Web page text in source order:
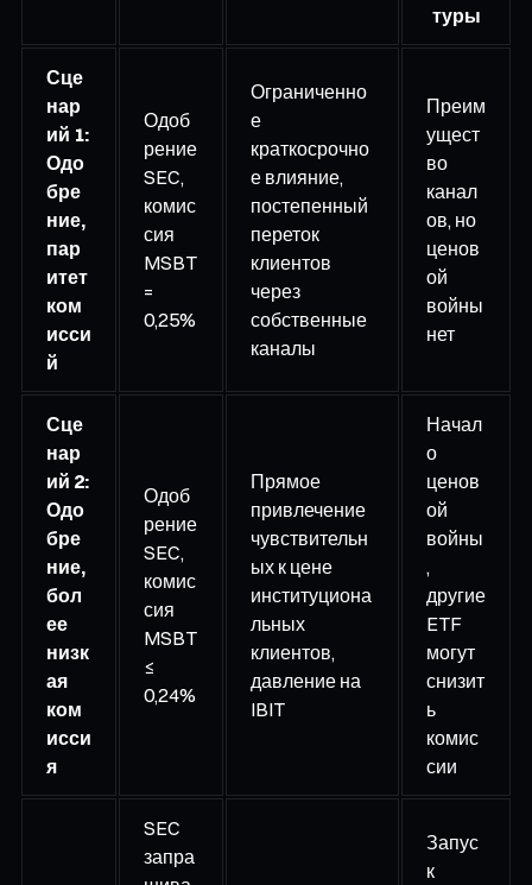
туры
Сце
нар
ий 1:
Одо
бре
ние,
пар
итет
ком
исси
й
Одоб
рение
SEC,
комис
сия
MSBT
=
0,25%
Ограниченно
е
краткосрочно
е влияние,
постепенный
переток
клиентов
через
собственные
каналы
Преим
ущест
во
канал
ов, но
ценов
ой
войны
нет
Сце
нар
ий 2:
Одо
бре
ние,
бол
ее
низк
ая
ком
исси
я
Одоб
рение
SEC,
комис
сия
MSBT
≤
0,24%
Прямое
привлечение
чувствительн
ых к цене
институциона
льных
клиентов,
давление на
IBIT
Начал
о
ценов
ой
войны
,
другие
ETF
могут
снизит
ь
комис
сии
SEC
запра
Запус
к